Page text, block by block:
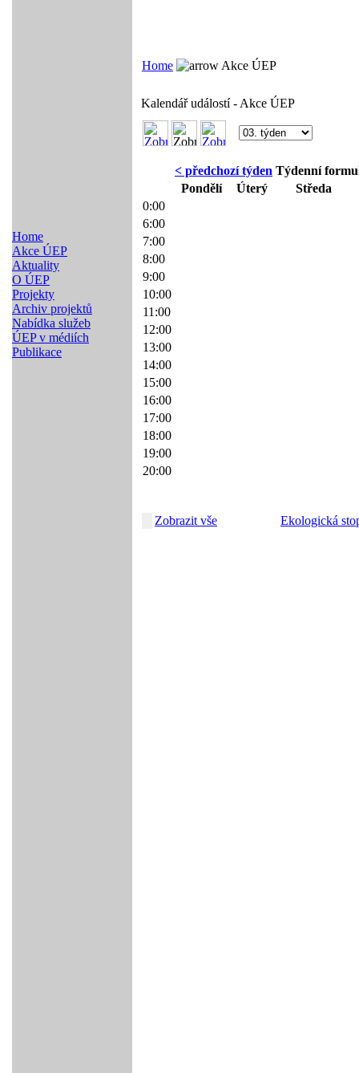
Home
Akce ÚEP
Aktuality
O ÚEP
Projekty
Archiv projektů
Nabídka služeb
ÚEP v médiích
Publikace
Home Akce ÚEP
Kalendář událostí - Akce ÚEP
< předchozí týden Týdenní
Pondělí
Úterý
Středa
0:00
6:00
7:00
8:00
9:00
10:00
11:00
12:00
13:00
14:00
15:00
16:00
17:00
18:00
19:00
20:00
Zobrazit vše Ekologická